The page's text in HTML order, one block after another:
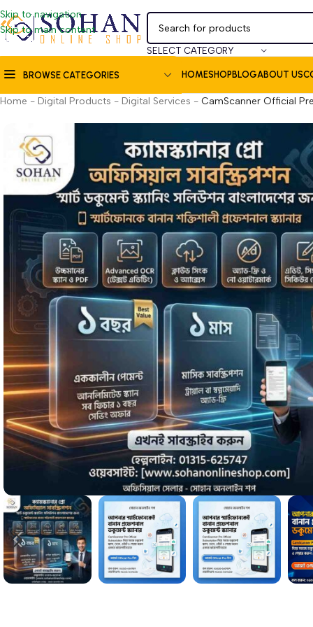
Skip to navigation
Skip to main content
SELECT CATEGORY
BROWSE CATEGORIES HOMESHOP BLOGABOUT US
Home - Digital Products - Digital Services - CamScanner Official